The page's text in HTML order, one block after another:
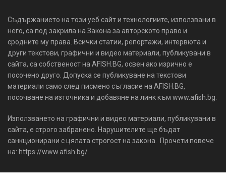
Съдържанието на този уеб сайт и технологиите, използвани в
него, са под закрила на Закона за авторското право и
сродните му права. Всички статии, репортажи, интервюта и
други текстови, графични и видео материали, публикувани в
сайта, са собственост на AFISH.BG, освен ако изрично е
посочено друго. Допуска се публикуване на текстови
материали само след писмено съгласие на AFISH.BG,
посочване на източника и добавяне на линк към www.afish.bg.
Използването на графични и видео материали, публикувани в
сайта, е строго забранено. Нарушителите ще бъдат
санкционирани с цялата строгост на закона. Прочети повече
на: https://www.afish.bg/